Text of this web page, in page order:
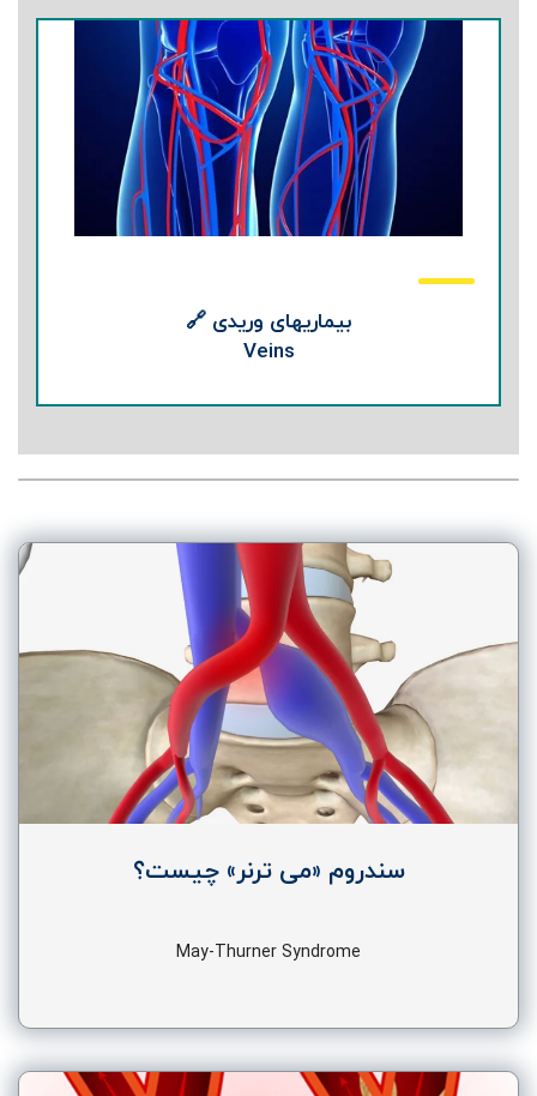
بیماریهای وریدی 🔗
Veins
سندروم «می ترنر» چیست؟
May-Thurner Syndrome